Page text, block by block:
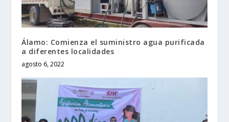
Álamo: Comienza el suministro agua purificada
a diferentes localidades
agosto 6, 2022